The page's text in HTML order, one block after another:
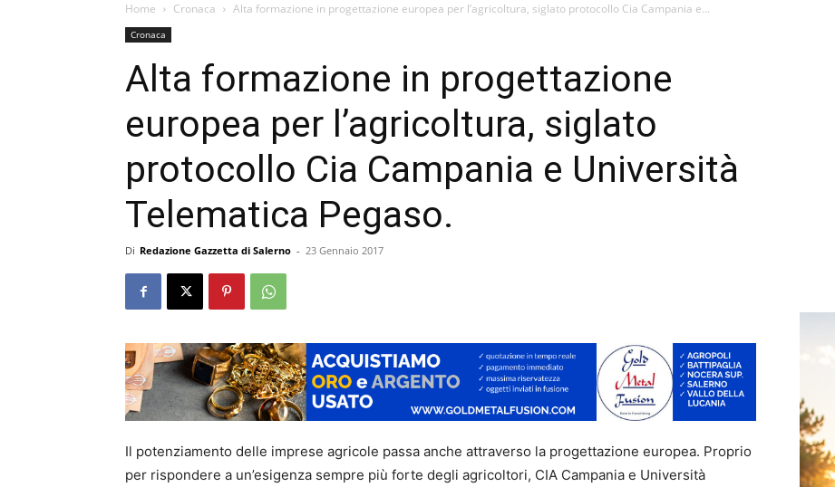
Home Cronaca Alta formazione in progettazione europea per l’agricoltura, siglato protocollo Cia Campania e...
Cronaca
Alta formazione in progettazione
europea per l’agricoltura, siglato
protocollo Cia Campania e Università
Telematica Pegaso.
Di Redazione Gazzetta di Salerno - 23 Gennaio 2017
Il potenziamento delle imprese agricole passa anche attraverso la progettazione europea. Proprio
per rispondere a un’esigenza sempre più forte degli agricoltori, CIA Campania e Università